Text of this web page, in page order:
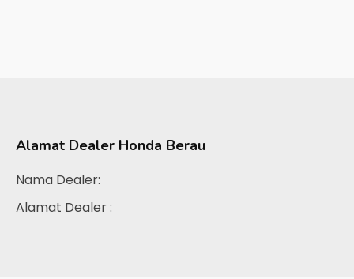
Alamat Dealer Honda Berau
Nama Dealer:
Alamat Dealer :